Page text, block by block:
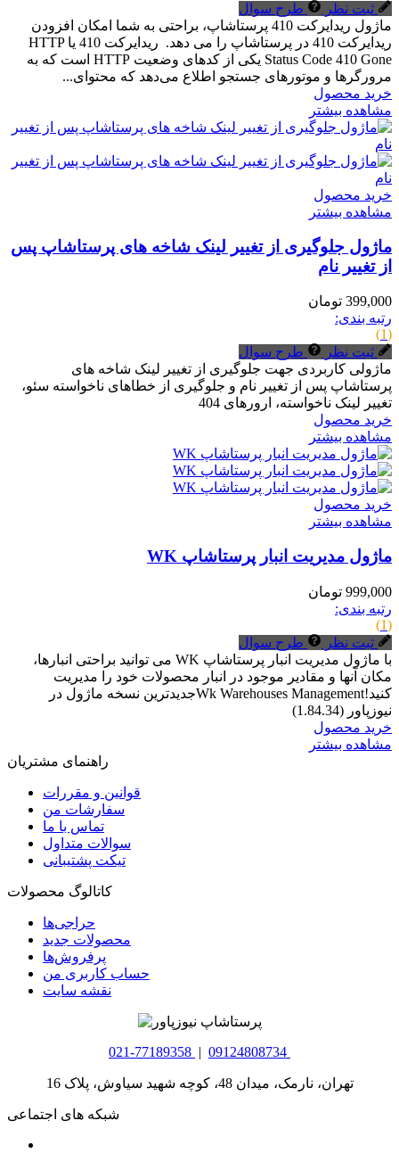
ثبت نظر
طرح سوال
ماژول ریدایرکت 410 پرستاشاپ، براحتی به شما امکان افزودن
ریدایرکت 410 در پرستاشاپ را می دهد. ریدایرکت 410 یا HTTP
Status Code 410 Gone یکی از کدهای وضعیت HTTP است که به
مرورگرها و موتورهای جستجو اطلاع می‌دهد که محتوای...
خرید محصول
مشاهده بیشتر
خرید محصول
مشاهده بیشتر
ماژول جلوگیری از تغییر لینک شاخه های پرستاشاپ پس
از تغییر نام
399,000 تومان
رتبه بندی:
(1)
ثبت نظر
طرح سوال
ماژولی کاربردی جهت جلوگیری از تغییر لینک شاخه های
پرستاشاپ پس از تغییر نام و جلوگیری از خطاهای ناخواسته سئو،
تغییر لینک ناخواسته، ارورهای 404
خرید محصول
مشاهده بیشتر
خرید محصول
مشاهده بیشتر
ماژول مدیریت انبار پرستاشاپ WK
999,000 تومان
رتبه بندی:
(1)
ثبت نظر
طرح سوال
با ماژول مدیریت انبار پرستاشاپ WK می توانید براحتی انبارها،
مکان آنها و مقادیر موجود در انبار محصولات خود را مدیریت
کنید!Wk Warehouses Managementجدیدترین نسخه ماژول در
نیوزپاور (1.84.34)
خرید محصول
مشاهده بیشتر
راهنمای مشتریان
قوانین و مقررات
سفارشات من
تماس با ما
سوالات متداول
تیکت پشتیبانی
کاتالوگ محصولات
حراجی‌ها
محصولات جدید
پرفروش‌ها
حساب کاربری من
نقشه سایت
021-77189358 | 09124808734
تهران، نارمک، میدان 48، کوچه شهید سیاوش، پلاک 16
شبکه های اجتماعی